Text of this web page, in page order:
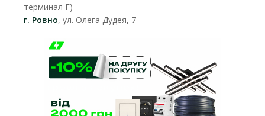
терминал F)
г. Ровно, ул. Олега Дудея, 7